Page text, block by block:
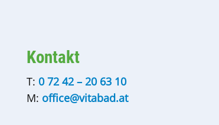
Kontakt
T: 0 72 42 – 20 63 10
M: office@vitabad.at